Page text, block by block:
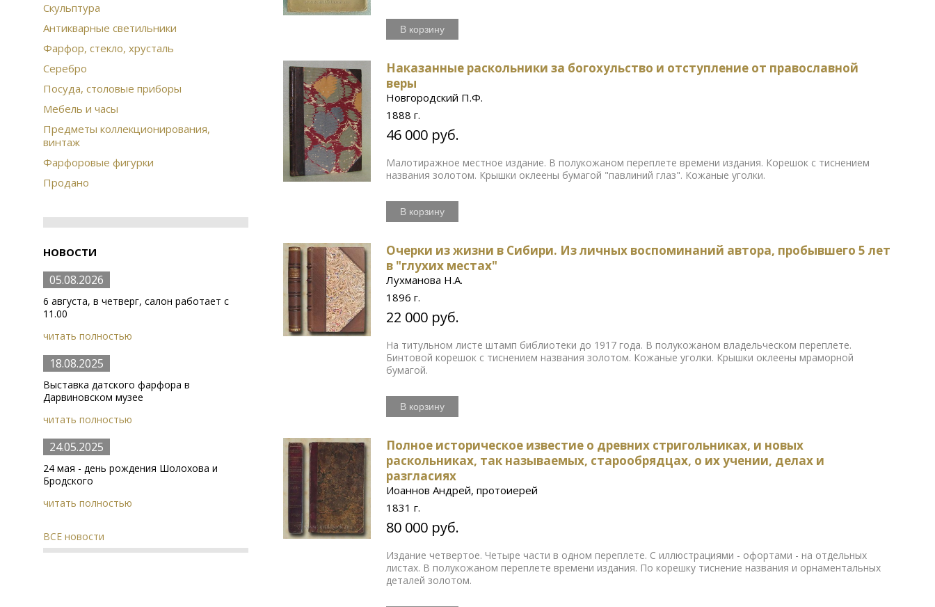
Скульптура
Антикварные светильники
Фарфор, стекло, хрусталь
Серебро
Посуда, столовые приборы
Мебель и часы
Предметы коллекционирования,
винтаж
Фарфоровые фигурки
Продано
НОВОСТИ
05.08.2026
6 августа, в четверг, салон работает с
11.00
читать полностью
18.08.2025
Выставка датского фарфора в
Дарвиновском музее
читать полностью
24.05.2025
24 мая - день рождения Шолохова и
Бродского
читать полностью
ВСЕ новости
В корзину
Наказанные раскольники за богохульство и отступление от православной
веры
Новгородский П.Ф.
1888 г.
46 000 руб.
Малотиражное местное издание. В полукожаном переплете времени издания. Корешок с тиснением
названия золотом. Крышки оклеены бумагой "павлиний глаз". Кожаные уголки.
В корзину
Очерки из жизни в Сибири. Из личных воспоминаний автора, пробывшего 5 лет
в "глухих местах"
Лухманова Н.А.
1896 г.
22 000 руб.
На титульном листе штамп библиотеки до 1917 года. В полукожаном владельческом переплете.
Бинтовой корешок с тиснением названия золотом. Кожаные уголки. Крышки оклеены мраморной
бумагой.
В корзину
Полное историческое известие о древних стригольниках, и новых
раскольниках, так называемых, старообрядцах, о их учении, делах и
разгласиях
Иоаннов Андрей, протоиерей
1831 г.
80 000 руб.
Издание четвертое. Четыре части в одном переплете. С иллюстрациями - офортами - на отдельных
листах. В полукожаном переплете времени издания. По корешку тиснение названия и орнаментальных
деталей золотом.